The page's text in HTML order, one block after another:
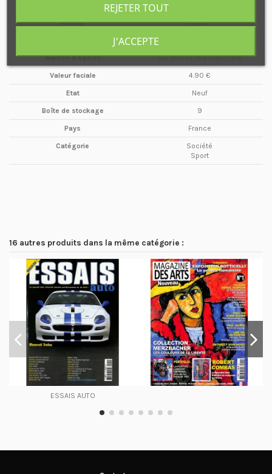
Année 2006
Maison d'édition JLB Presse Internationale
Valeur faciale 4.90 €
Etat Neuf
Boîte de stockage 9
Pays France
Catégorie
Société
Sport
16 autres produits dans la même catégorie :
ESSAIS AUTO
REJETER TOUT
J'ACCEPTE